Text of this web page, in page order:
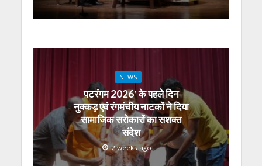
NEWS
पटरंगम 2026′ के पहले दिन
नुक्कड़ एवं रंगमंचीय नाटकों ने दिया
सामाजिक सरोकारों का सशक्त
संदेश
2 weeks ago